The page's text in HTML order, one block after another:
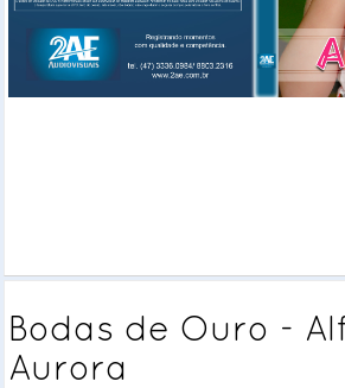
Bodas de Ouro -
Aurora